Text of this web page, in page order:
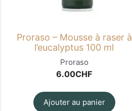
Proraso – Mousse à raser à
l’eucalyptus 100 ml
Proraso
6.00CHF
Ajouter au panier